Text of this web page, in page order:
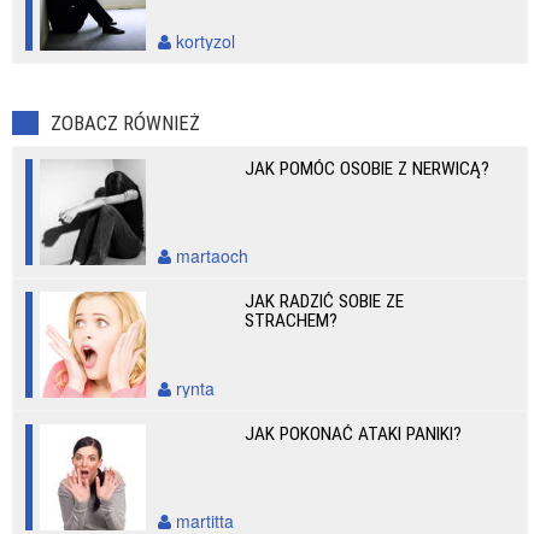
kortyzol
ZOBACZ RÓWNIEŻ
JAK POMÓC OSOBIE Z NERWICĄ?
martaoch
JAK RADZIĆ SOBIE ZE
STRACHEM?
rynta
JAK POKONAĆ ATAKI PANIKI?
martitta